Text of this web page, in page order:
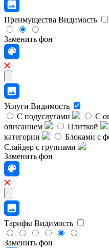
Преимущества Видимость
Заменить фон
Услуги Видимость
С подуслугами
С
описанием
Плиткой
категории
Блоками с
Слайдер с группами
Заменить фон
Тарифы Видимость
Заменить фон